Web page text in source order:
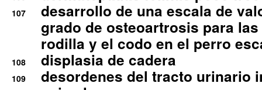
107
desarrollo de una escala de
grado de osteoartrosis para
rodilla y el codo en el perro
108 displasia de cadera
109
desordenes del tracto urinario